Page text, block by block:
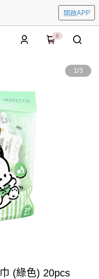
開啟APP
0
1/3
(綠色) 20pcs